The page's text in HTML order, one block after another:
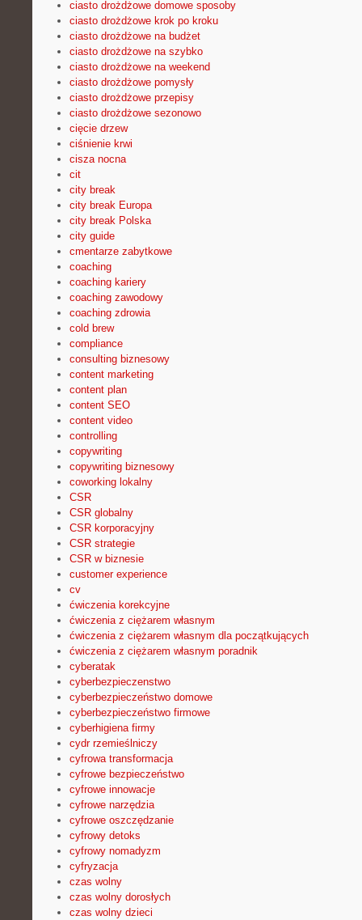
ciasto drożdżowe domowe sposoby
ciasto drożdżowe krok po kroku
ciasto drożdżowe na budżet
ciasto drożdżowe na szybko
ciasto drożdżowe na weekend
ciasto drożdżowe pomysły
ciasto drożdżowe przepisy
ciasto drożdżowe sezonowo
cięcie drzew
ciśnienie krwi
cisza nocna
cit
city break
city break Europa
city break Polska
city guide
cmentarze zabytkowe
coaching
coaching kariery
coaching zawodowy
coaching zdrowia
cold brew
compliance
consulting biznesowy
content marketing
content plan
content SEO
content video
controlling
copywriting
copywriting biznesowy
coworking lokalny
CSR
CSR globalny
CSR korporacyjny
CSR strategie
CSR w biznesie
customer experience
cv
ćwiczenia korekcyjne
ćwiczenia z ciężarem własnym
ćwiczenia z ciężarem własnym dla początkujących
ćwiczenia z ciężarem własnym poradnik
cyberatak
cyberbezpieczenstwo
cyberbezpieczeństwo domowe
cyberbezpieczeństwo firmowe
cyberhigiena firmy
cydr rzemieślniczy
cyfrowa transformacja
cyfrowe bezpieczeństwo
cyfrowe innowacje
cyfrowe narzędzia
cyfrowe oszczędzanie
cyfrowy detoks
cyfrowy nomadyzm
cyfryzacja
czas wolny
czas wolny dorosłych
czas wolny dzieci